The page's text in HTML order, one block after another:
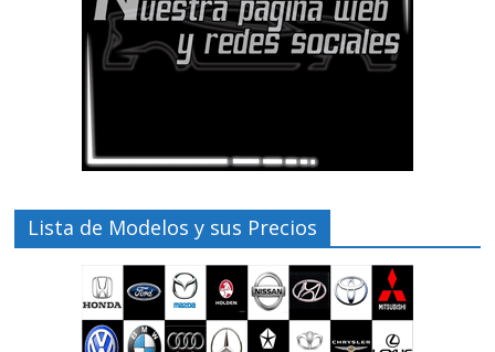
Lista de Modelos y sus Precios